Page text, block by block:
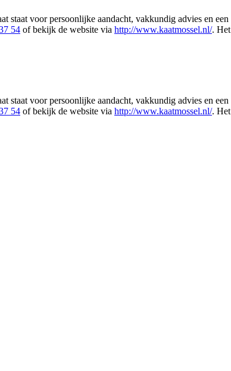
voor persoonlijke aandacht, vakkundig advies en
54 of bekijk de website via http://www.kaatmossel.nl/.
voor persoonlijke aandacht, vakkundig advies en
54 of bekijk de website via http://www.kaatmossel.nl/.